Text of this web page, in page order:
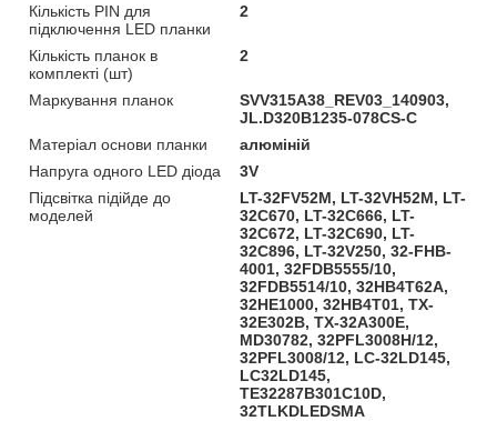
Кількість PIN для
підключення LED планки
2
Кількість планок в
комплекті (шт)
2
Маркування планок
SVV315A38_REV03_140903,
JL.D320B1235-078CS-C
Матеріал основи планки
алюміній
Напруга одного LED діода
3V
Підсвітка підійде до
моделей
LT-32FV52M, LT-32VH52M, LT-
32C670, LT-32C666, LT-
32C672, LT-32C690, LT-
32C896, LT-32V250, 32-FHB-
4001, 32FDB5555/10,
32FDB5514/10, 32HB4T62A,
32HE1000, 32HB4T01, TX-
32E302B, TX-32A300E,
MD30782, 32PFL3008H/12,
32PFL3008/12, LC-32LD145,
LC32LD145,
TE32287B301C10D,
32TLKDLEDSMA